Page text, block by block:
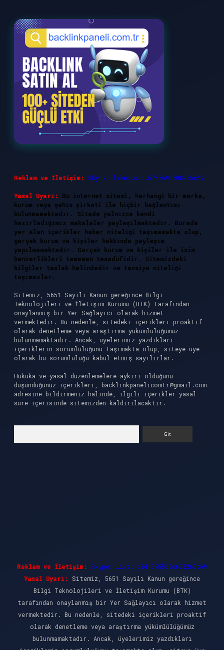
Reklam ve İletişim: Skype: live:.cid.575569c608265c69
Yasal Uyarı:
Bu internet sitesi, herhangi bir marka,
kurum veya şahıs şirketi ile hiçbir bağlantısı
bulunmamaktadır. Sitede yalnızca kendi
hazırladığımız makaleler paylaşılmaktadır. Burada
yer alan içerikler haber niteliği taşımamakta olup,
gerçek kurum ve kişiler hakkında paylaşım
yapılmamaktadır. Gerçek kurum ve kişiler ile isim
benzerlikleri tamamen tesadüfidir. Sitemizdeki
bilgiler taslak halindedir ve tavsiye niteliği
taşımazlar.
Sitemiz, 5651 Sayılı Kanun gereğince Bilgi
Teknolojileri ve İletişim Kurumu (BTK) tarafından
onaylanmış bir Yer Sağlayıcı olarak hizmet
vermektedir. Bu nedenle, sitedeki içerikleri proaktif
olarak denetleme veya araştırma yükümlülüğümüz
bulunmamaktadır. Ancak, üyelerimiz yazdıkları
içeriklerin sorumluluğunu taşımakta olup, siteye üye
olarak bu sorumluluğu kabul etmiş sayılırlar.
Hukuka ve yasal düzenlemelere aykırı olduğunu
düşündüğünüz içerikleri, backlinkpanelicomtr@gmail.com
adresine bildirmeniz halinde, ilgili içerikler yasal
süre içerisinde sitemizden kaldırılacaktır.
Reklam ve İletişim:
Skype: live:.cid.575569c608265c69
Yasal Uyarı:
Sitemiz, 5651 Sayılı Kanun gereğince
Bilgi Teknolojileri ve İletişim Kurumu (BTK)
tarafından onaylanmış bir Yer Sağlayıcı olarak hizmet
vermektedir. Bu nedenle, sitedeki içerikleri proaktif
olarak denetleme veya araştırma yükümlülüğümüz
bulunmamaktadır. Ancak, üyelerimiz yazdıkları